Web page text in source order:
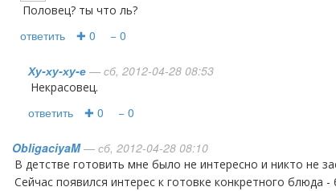
половец? ты что ль?
ответить ✚ 0 − 0
Ху-ху-ху-е — сб, 2012-04-28 08:53
Некрасовец.
ответить ✚ 0 − 0
ObligaciyaM— сб, 2012-04-28 08:10
В детстве готовить мне было не интересно и никто не заставлял. В 17 лет уехала из дома.
Сейчас появился интерес к готовке конкретного блюда